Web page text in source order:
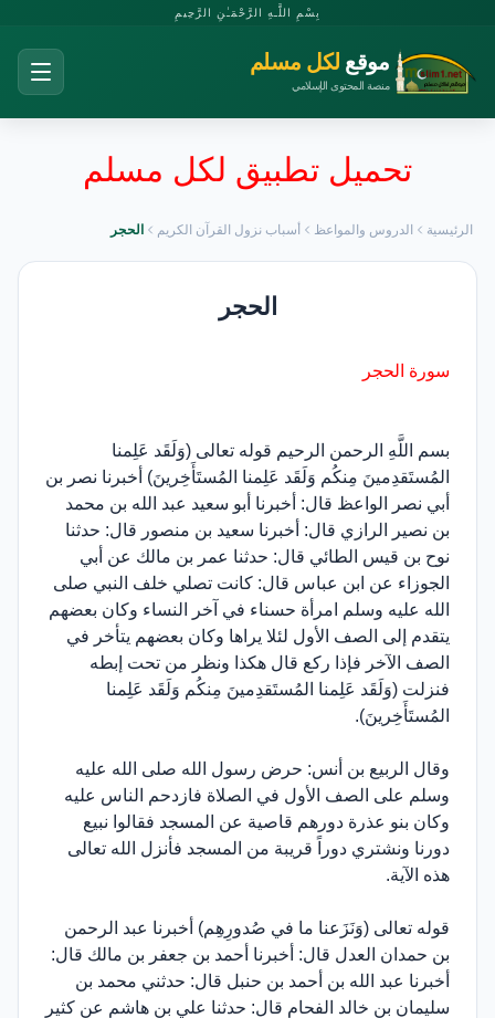
بِسْمِ اللَّـهِ الرَّحْمَـٰنِ الرَّحِيمِ
موقع لكل مسلم
منصة المحتوى الإسلامي
تحميل تطبيق لكل مسلم
الرئيسية الدروس والمواعظ أسباب نزول القرآن الكريم الحجر
الحجر
سورة الحجر
بسم اللَّهِ الرحمن الرحيم قوله تعالى (وَلَقَد عَلِمنا
المُستَقدِمينَ مِنكُم وَلَقَد عَلِمنا المُستَأَخِرينَ) أخبرنا نصر بن
أبي نصر الواعظ قال: أخبرنا أبو سعيد عبد الله بن محمد
بن نصير الرازي قال: أخبرنا سعيد بن منصور قال: حدثنا
نوح بن قيس الطائي قال: حدثنا عمر بن مالك عن أبي
الجوزاء عن ابن عباس قال: كانت تصلي خلف النبي صلى
الله عليه وسلم امرأة حسناء في آخر النساء وكان بعضهم
يتقدم إلى الصف الأول لئلا يراها وكان بعضهم يتأخر في
الصف الآخر فإذا ركع قال هكذا ونظر من تحت إبطه
فنزلت (وَلَقَد عَلِمنا المُستَقدِمينَ مِنكُم وَلَقَد عَلِمنا
المُستَأَخِرينَ).
وقال الربيع بن أنس: حرض رسول الله صلى الله عليه
وسلم على الصف الأول في الصلاة فازدحم الناس عليه
وكان بنو عذرة دورهم قاصية عن المسجد فقالوا نبيع
دورنا ونشتري دوراً قريبة من المسجد فأنزل الله تعالى
هذه الآية.
قوله تعالى (وَنَزَعنا ما في صُدورِهِم) أخبرنا عبد الرحمن
بن حمدان العدل قال: أخبرنا أحمد بن جعفر بن مالك قال:
أخبرنا عبد الله بن أحمد بن حنبل قال: حدثني محمد بن
سليمان بن خالد الفحام قال: حدثنا علي بن هاشم عن كثير